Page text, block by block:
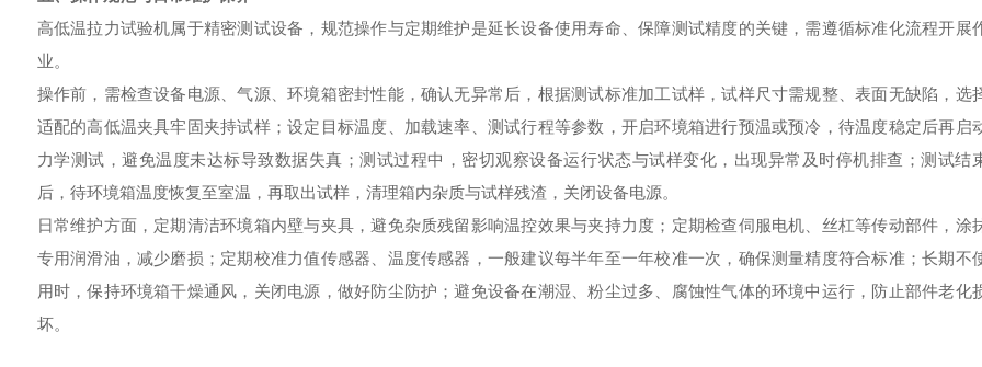
高低温拉力试验机属于精密测试设备，规范操作与定期维护是延长设备使用寿命、保障测试精度的关键，需遵循标准化流程开展
业。
操作前，需检查设备电源、气源、环境箱密封性能，确认无异常后，根据测试标准加工试样，试样尺寸需规整、表面无缺陷，选
适配的高低温夹具牢固夹持试样；设定目标温度、加载速率、测试行程等参数，开启环境箱进行预温或预冷，待温度稳定后再启
力学测试，避免温度未达标导致数据失真；测试过程中，密切观察设备运行状态与试样变化，出现异常及时停机排查；测试结
后，待环境箱温度恢复至室温，再取出试样，清理箱内杂质与试样残渣，关闭设备电源。
日常维护方面，定期清洁环境箱内壁与夹具，避免杂质残留影响温控效果与夹持力度；定期检查伺服电机、丝杠等传动部件，涂
专用润滑油，减少磨损；定期校准力值传感器、温度传感器，一般建议每半年至一年校准一次，确保测量精度符合标准；长期不
用时，保持环境箱干燥通风，关闭电源，做好防尘防护；避免设备在潮湿、粉尘过多、腐蚀性气体的环境中运行，防止部件老化
坏。